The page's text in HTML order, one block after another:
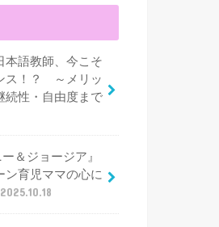
本語教師、今こそ
ス！？ ～メリッ
続性・自由度まで
＆ジョージア』
ン育児ママの心に
2025.10.18